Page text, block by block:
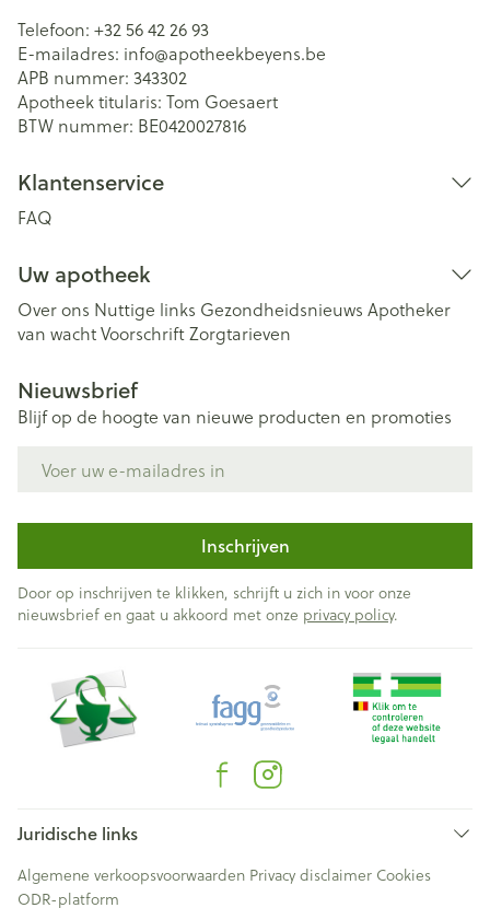
Telefoon: +32 56 42 26 93
E-mailadres: info@apotheekbeyens.be
APB nummer: 343302
Apotheek titularis: Tom Goesaert
BTW nummer: BE0420027816
Klantenservice
FAQ
Uw apotheek
Over ons Nuttige links Gezondheidsnieuws Apotheker
van wachtVoorschriftZorgtarieven
Nieuwsbrief
Blijf op de hoogte van nieuwe producten en promoties
Inschrijven
Door op inschrijven te klikken, schrijft u zich in voor onze
nieuwsbrief en gaat u akkoord met onze privacy policy.
Juridische links
Algemene verkoopsvoorwaarden Privacy disclaimer Cookies
ODR-platform